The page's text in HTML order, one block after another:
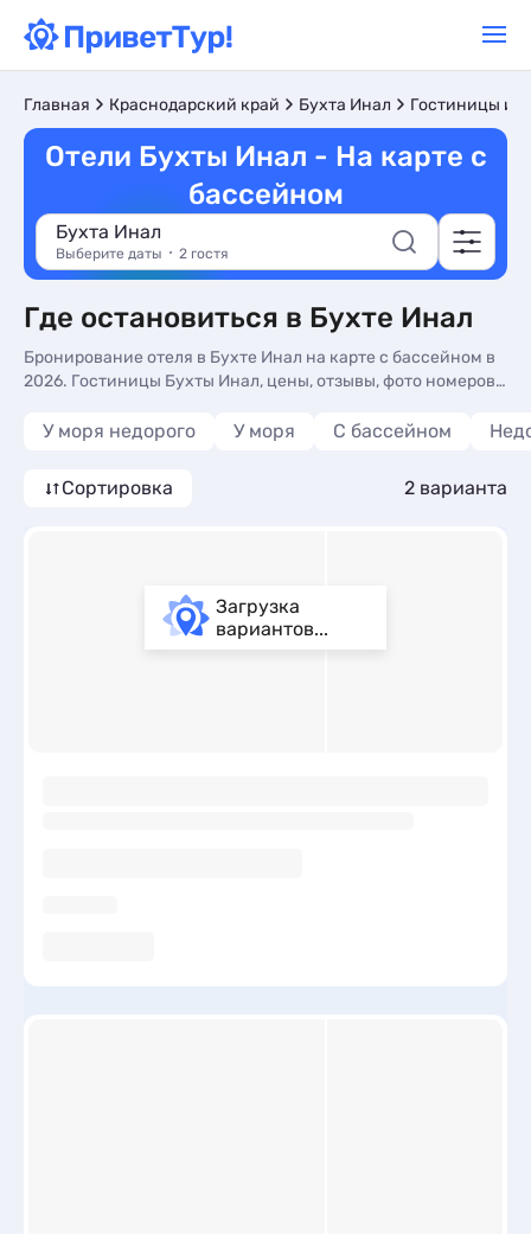
Главная Краснодарский край Бухта Инал Гостиницы и
Отели Бухты Инал - На карте с
бассейном
Бухта Инал
Выберите даты 2 гостя
Где остановиться в Бухте Инал
Бронирование отеля в Бухте Инал на карте с бассейном в
2026. Гостиницы Бухты Инал, цены, отзывы, фото номеров,
У моря недорого У моря С бассейном
Сортировка 2 варианта
Загрузка
вариантов...